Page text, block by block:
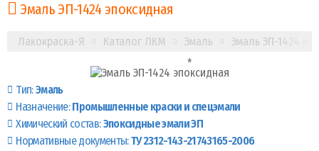
Эмаль ЭП-1424 эпоксидная
Лакокраска-Я Каталог ЛКМ Эмаль Эмаль ЭП-1424
Тип:Эмаль
Назначение:Промышленные краски и спецэмали
Химический состав:Эпоксидные эмали ЭП
Нормативные документы:ТУ 2312-143-21743165-2006